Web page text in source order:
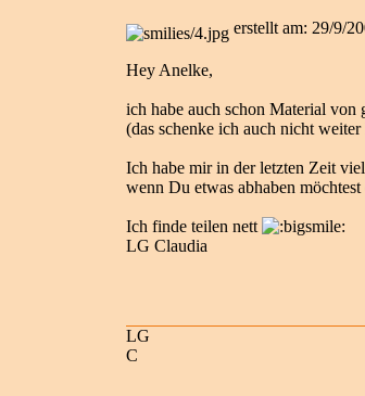
erstellt am: 29/9/
Hey Anelke,
ich habe auch schon Material von
(das schenke ich auch nicht
Ich habe mir in der letzten Zeit
wenn Du etwas abhaben
Ich finde teilen nett
LG Claudia
LG
C